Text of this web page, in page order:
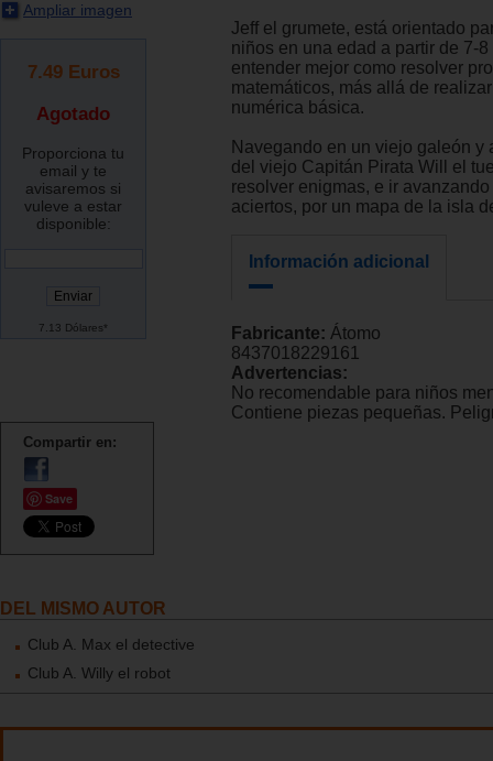
Ampliar imagen
7.49 Euros
Agotado
Proporciona tu
email y te
avisaremos si
vuleve a estar
disponible:
7.13 Dólares*
Compartir en:
Save
Jeff el grumete, está orientado
niños en una edad a partir de 7-8
entender mejor como resolver
matemáticos, más allá de
numérica básica.
Navegando en un viejo galeón y
del viejo Capitán Pirata Will el
resolver enigmas, e ir
aciertos, por un mapa de la isla
Información adicional
Fabricante: Átomo
8437018229161
Advertencias:
No recomendable para niños
Contiene piezas pequeñas.
DEL MISMO AUTOR
Club A. Max el detective
Club A. Willy el robot